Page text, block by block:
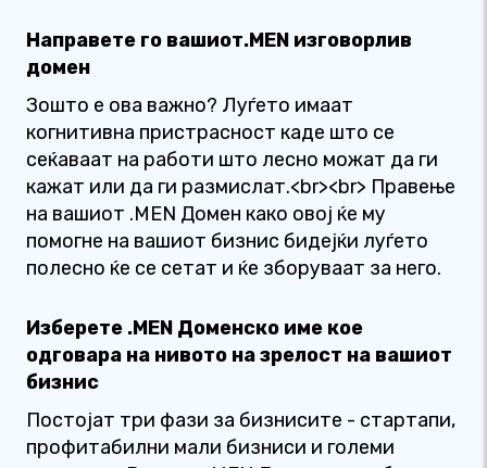
Направете го вашиот.MEN изговорлив
домен
Зошто е ова важно? Луѓето имаат
когнитивна пристрасност каде што се
сеќаваат на работи што лесно можат да ги
кажат или да ги размислат.<br><br> Правење
на вашиот .MEN Домен како овој ќе му
помогне на вашиот бизнис бидејќи луѓето
полесно ќе се сетат и ќе зборуваат за него.
Изберете .MEN Доменско име кое
одговара на нивото на зрелост на вашиот
бизнис
Постојат три фази за бизнисите - стартапи,
профитабилни мали бизниси и големи